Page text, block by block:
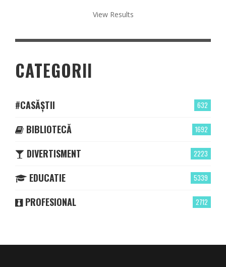
View Results
CATEGORII
632
#CASĂȘTII
1692
BIBLIOTECĂ
2223
DIVERTISMENT
5339
EDUCATIE
2712
PROFESIONAL